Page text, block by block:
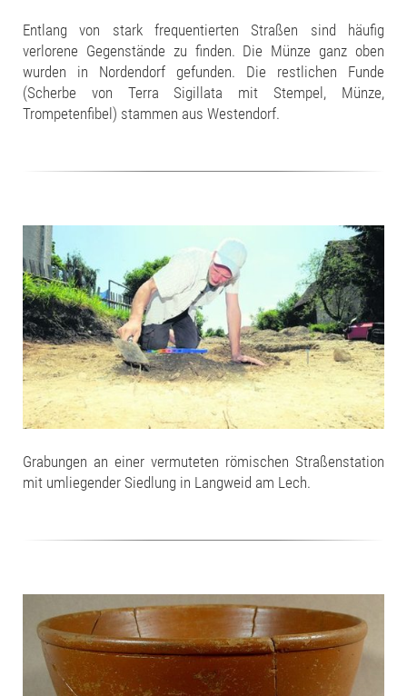
Entlang von stark frequentierten Straßen sind häufig
verlorene Gegenstände zu finden. Die Münze ganz oben
wurden in Nordendorf gefunden. Die restlichen Funde
(Scherbe von Terra Sigillata mit Stempel, Münze,
Trompetenfibel) stammen aus Westendorf.
Grabungen an einer vermuteten römischen Straßenstation
mit umliegender Siedlung in Langweid am Lech.